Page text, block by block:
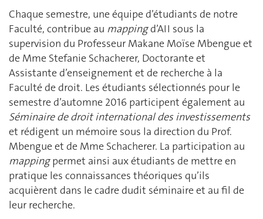
Chaque semestre, une équipe d’étudiants de notre
Faculté, contribue au mappingd’AII sous la
supervision du Professeur Makane Moïse Mbengue et
de Mme Stefanie Schacherer, Doctorante et
Assistante d’enseignement et de recherche à la
Faculté de droit. Les étudiants sélectionnés pour le
semestre d’automne 2016 participent également au
Séminaire de droit international des investissements
et rédigent un mémoire sous la direction du Prof.
Mbengue et de Mme Schacherer. La participation au
mappingpermet ainsi aux étudiants de mettre en
pratique les connaissances théoriques qu’ils
acquièrent dans le cadre dudit séminaire et au fil de
leur recherche.